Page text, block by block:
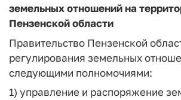
земельных отношений на
Пензенской области
Правительство Пензенской
регулирования земельных
следующими полномочиями:
1) управление и распоряжение